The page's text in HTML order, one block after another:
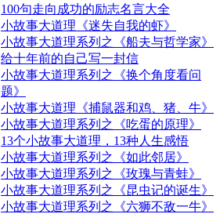
100句走向成功的励志名言大全
小故事大道理《迷失自我的虾》
小故事大道理系列之《船夫与哲学家》
给十年前的自己写一封信
小故事大道理系列之《换个角度看问
题》
小故事大道理《捕鼠器和鸡、猪、牛》
小故事大道理系列之《吃蛋的原理》
13个小故事大道理，13种人生感悟
小故事大道理系列之《如此邻居》
小故事大道理系列之《玫瑰与青蛙》
小故事大道理系列之《昆虫记的诞生》
小故事大道理系列之《六狮不敌一牛》